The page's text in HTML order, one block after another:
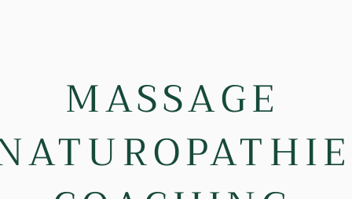
MASSAGE